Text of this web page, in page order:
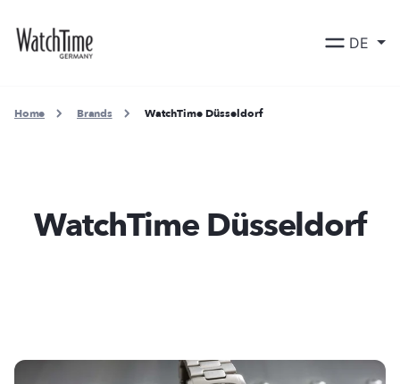
DE
Home Brands WatchTime Düsseldorf
WatchTime Düsseldorf